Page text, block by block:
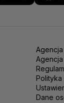
Polityka
Dane